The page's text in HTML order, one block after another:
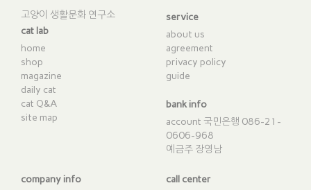
고양이 생활문화 연구소
cat lab
home
shop
magazine
daily cat
cat Q&A
site map
service
about us
agreement
privacy policy
guide
bank info
account 국민은행 086-21-
0606-968
예금주 장영남
company info
call center